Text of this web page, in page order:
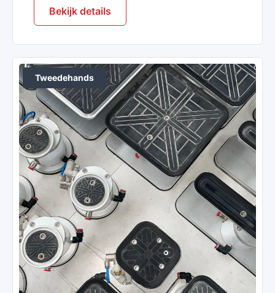
Bekijk details
Tweedehands